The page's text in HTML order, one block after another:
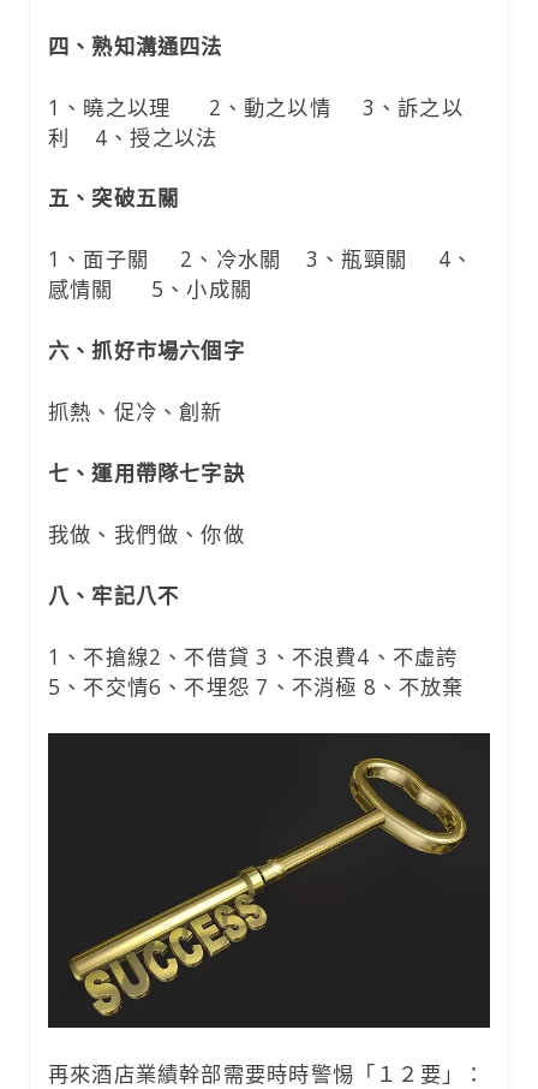
四、熟知溝通四法
1、曉之以理 2、動之以情 3、訴之以
利 4、授之以法
五、突破五關
1、面子關 2、冷水關 3、瓶頸關 4、
感情關 5、小成關
六、抓好市場六個字
抓熱、促冷、創新
七、運用帶隊七字訣
我做、我們做、你做
八、牢記八不
1、不搶線2、不借貸 3、不浪費4、不虛誇
5、不交情6、不埋怨 7、不消極 8、不放棄
再來酒店業績幹部需要時時警惕「１２要」：